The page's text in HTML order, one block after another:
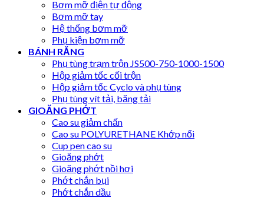
Bơm mỡ điện tự động
Bơm mỡ tay
Hệ thống bơm mỡ
Phụ kiện bơm mỡ
BÁNH RĂNG
Phụ tùng trạm trộn JS500-750-1000-1500
Hộp giảm tốc cối trộn
Hộp giảm tốc Cyclo và phụ tùng
Phụ tùng vít tải, băng tải
GIOĂNG PHỚT
Cao su giảm chấn
Cao su POLYURETHANE Khớp nối
Cup pen cao su
Gioăng phớt
Gioăng phớt nồi hơi
Phớt chắn bụi
Phớt chắn dầu